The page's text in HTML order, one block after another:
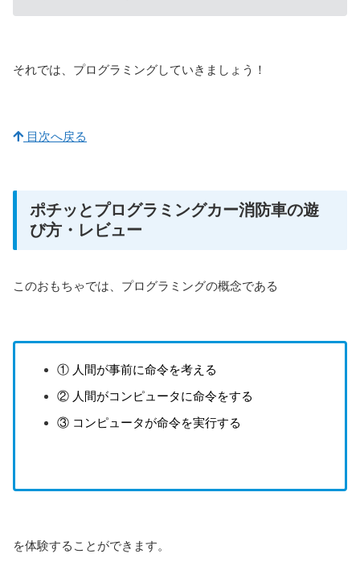
それでは、プログラミングしていきましょう！
目次へ戻る
ポチッとプログラミングカー消防車の遊
び方・レビュー
このおもちゃでは、プログラミングの概念である
① 人間が事前に命令を考える
② 人間がコンピュータに命令をする
③ コンピュータが命令を実行する
を体験することができます。